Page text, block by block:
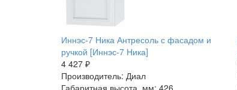
Иннэс-7 Ника Антресоль с фасадом и
ручкой [Иннэс-7 Ника]
4 427 ₽
Производитель: Диал
Габаритная высота, мм: 426